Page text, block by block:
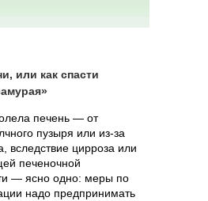
или как спасти
печень — от
пузыря или из-за
вследствие цирроза или
печеночной
— ясно одно: меры по
надо предпринимать